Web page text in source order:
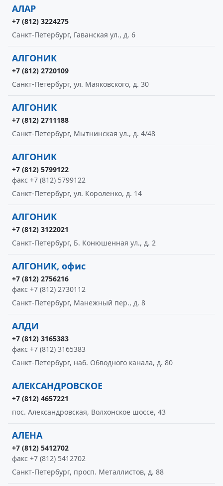
АЛАР
+7 (812) 3224275
Санкт-Петербург, Гаванская ул., д. 6
АЛГОНИК
+7 (812) 2720109
Санкт-Петербург, ул. Маяковского, д. 30
АЛГОНИК
+7 (812) 2711188
Санкт-Петербург, Мытнинская ул., д. 4/48
АЛГОНИК
+7 (812) 5799122
факс +7 (812) 5799122
Санкт-Петербург, ул. Короленко, д. 14
АЛГОНИК
+7 (812) 3122021
Санкт-Петербург, Б. Конюшенная ул., д. 2
АЛГОНИК, офис
+7 (812) 2756216
факс +7 (812) 2730112
Санкт-Петербург, Манежный пер., д. 8
АЛДИ
+7 (812) 3165383
факс +7 (812) 3165383
Санкт-Петербург, наб. Обводного канала, д. 80
АЛЕКСАНДРОВСКОЕ
+7 (812) 4657221
пос. Александровская, Волхонское шоссе, 43
АЛЕНА
+7 (812) 5412702
факс +7 (812) 5412702
Санкт-Петербург, просп. Металлистов, д. 88